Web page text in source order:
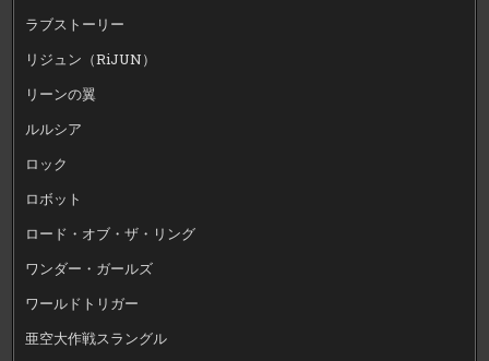
ラブストーリー
リジュン（RiJUN）
リーンの翼
ルルシア
ロック
ロボット
ロード・オブ・ザ・リング
ワンダー・ガールズ
ワールドトリガー
亜空大作戦スラングル